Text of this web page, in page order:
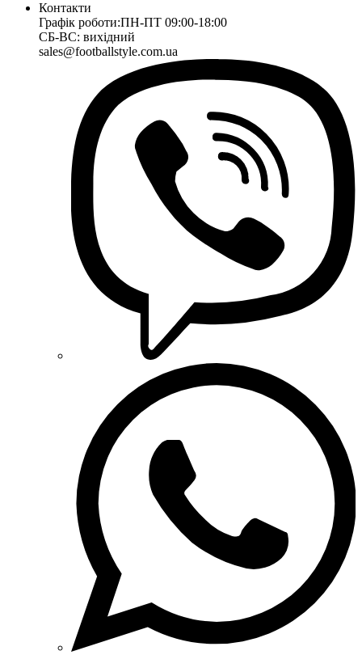
Контакти
Графік роботи:ПН-ПТ 09:00-18:00
СБ-ВС: вихідний
sales@footballstyle.com.ua